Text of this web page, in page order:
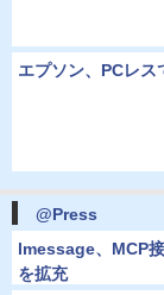
エプソン、PCレ
@Press
lmessage、MCP
を拡充